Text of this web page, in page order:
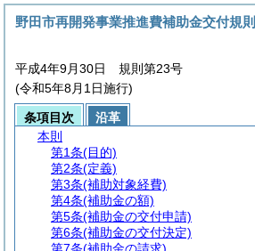
野田市再開発事業推進費補助金交付規則
平成4年9月30日 規則第23号
(令和5年8月1日施行)
条項目次
沿革
本則
第1条(目的)
第2条(定義)
第3条(補助対象経費)
第4条(補助金の額)
第5条(補助金の交付申請)
第6条(補助金の交付決定)